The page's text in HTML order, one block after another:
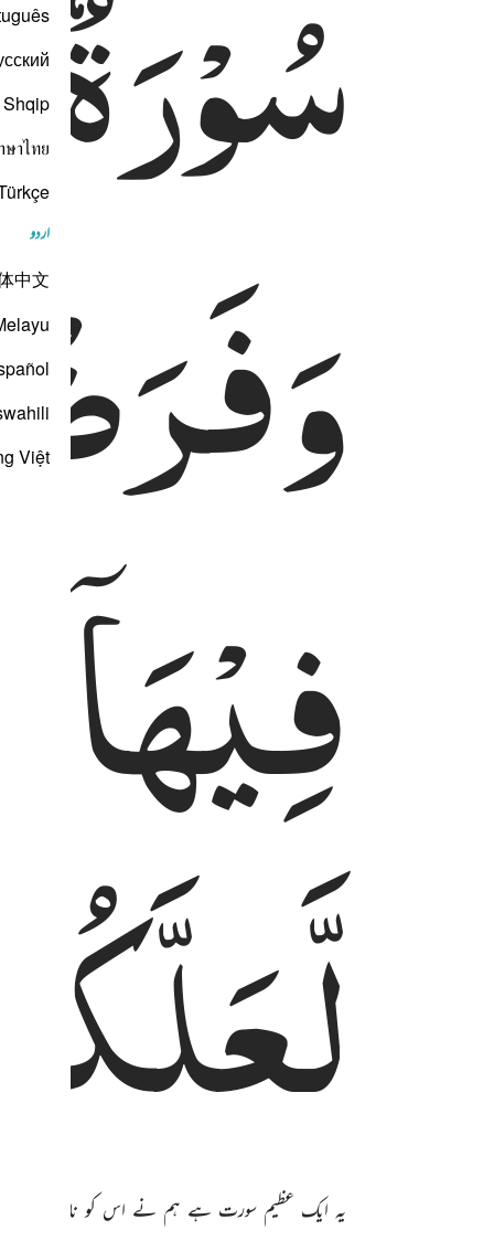
Shqip
ษาไทย
اردو
中文
Việt
فِیْهَاۤاٰیٰتٍ
لَّعَلَّكُمْ
یہ ایک عظیم سورت ہے ہم نے اس کو نازل کیا